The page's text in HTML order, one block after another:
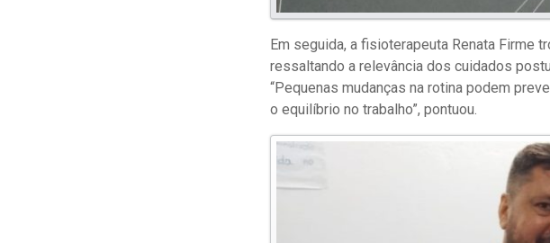
Em seguida, a fisioterapeuta Renata Firme
ressaltando a relevância dos cuidados
“Pequenas mudanças na rotina podem
o equilíbrio no trabalho”, pontuou.